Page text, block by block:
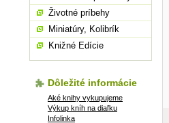
Životné príbehy
Miniatúry, Kolibrík
Knižné Edície
Dôležité informácie
Aké knihy vykupujeme
Výkup kníh na diaľku
Infolinka